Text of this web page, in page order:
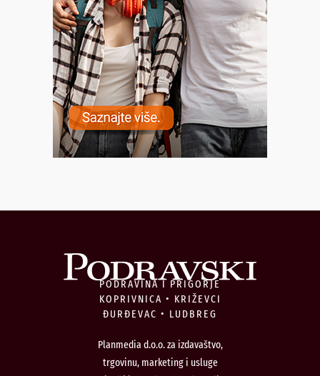
PODRAVINA I PRIGORJE
KOPRIVNICA • KRIŽEVCI
ĐURĐEVAC • LUDBREG
Planmedia d.o.o. za izdavaštvo,
trgovinu, marketing i usluge